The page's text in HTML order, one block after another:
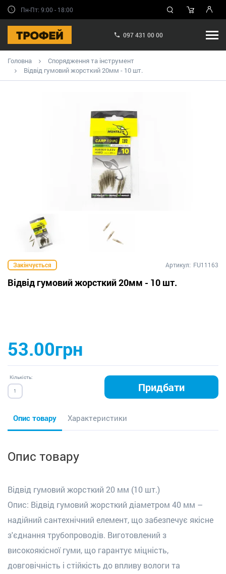
Пн-Пт: 9:00 - 18:00
097 431 00 00
Головна
Спорядження та інструмент
Відвід гумовий жорсткий 20мм - 10 шт.
Закінчується Артикул: FU11163
Відвід гумовий жорсткий 20мм - 10 шт.
53.00грн
Кількість:
Придбати
Опис товару Характеристики
Опис товару
Відвід гумовий жорсткий 20 мм (10 шт.)
Опис: Відвід гумовий жорсткий діаметром 40 мм –
надійний сантехнічний елемент, що забезпечує якісне
з'єднання трубопроводів. Виготовлений з
високоякісної гуми, що гарантує міцність,
довговічність і стійкість до впливу вологи та